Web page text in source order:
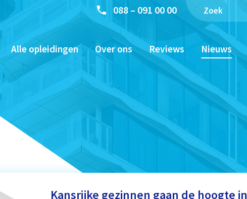
088 – 091 00 00
Alle opleidingen Over ons Reviews Nieuws
Kansrijke gezinnen gaan de hoogte in